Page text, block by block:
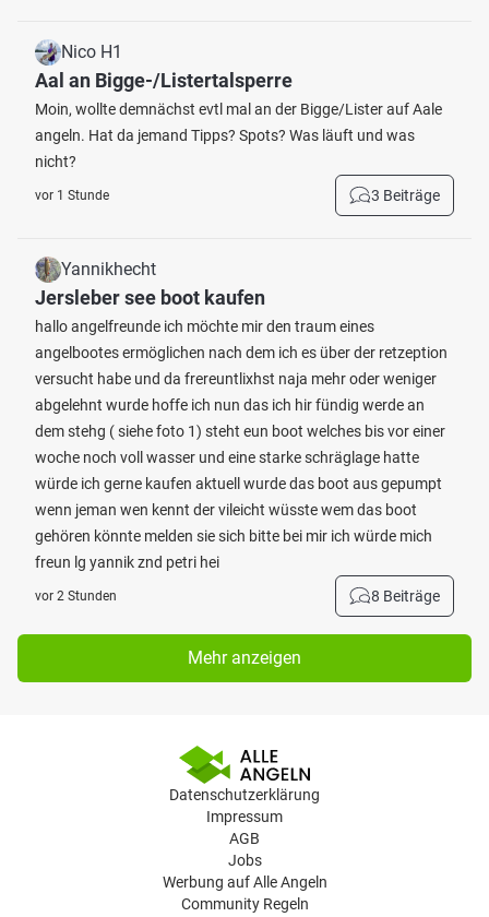
Nico H1
Aal an Bigge-/Listertalsperre
Moin, wollte demnächst evtl mal an der Bigge/Lister auf Aale
angeln. Hat da jemand Tipps? Spots? Was läuft und was
nicht?
vor 1 Stunde 3 Beiträge
Yannikhecht
Jersleber see boot kaufen
hallo angelfreunde ich möchte mir den traum eines
angelbootes ermöglichen nach dem ich es über der retzeption
versucht habe und da frereuntlixhst naja mehr oder weniger
abgelehnt wurde hoffe ich nun das ich hir fündig werde an
dem stehg ( siehe foto 1) steht eun boot welches bis vor einer
woche noch voll wasser und eine starke schräglage hatte
würde ich gerne kaufen aktuell wurde das boot aus gepumpt
wenn jeman wen kennt der vileicht wüsste wem das boot
gehören könnte melden sie sich bitte bei mir ich würde mich
freun lg yannik znd petri hei
vor 2 Stunden 8 Beiträge
Mehr anzeigen
Datenschutzerklärung
Impressum
AGB
Jobs
Werbung auf Alle Angeln
Community Regeln